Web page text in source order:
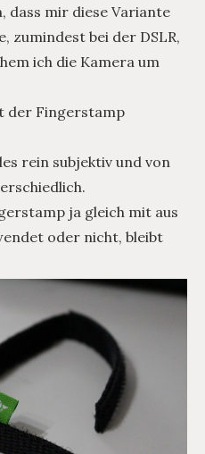
dass mir diese Variante
zumindest bei der DSLR,
ich die Kamera um
der Fingerstamp
rein subjektiv und von
ja gleich mit aus
oder nicht, bleibt